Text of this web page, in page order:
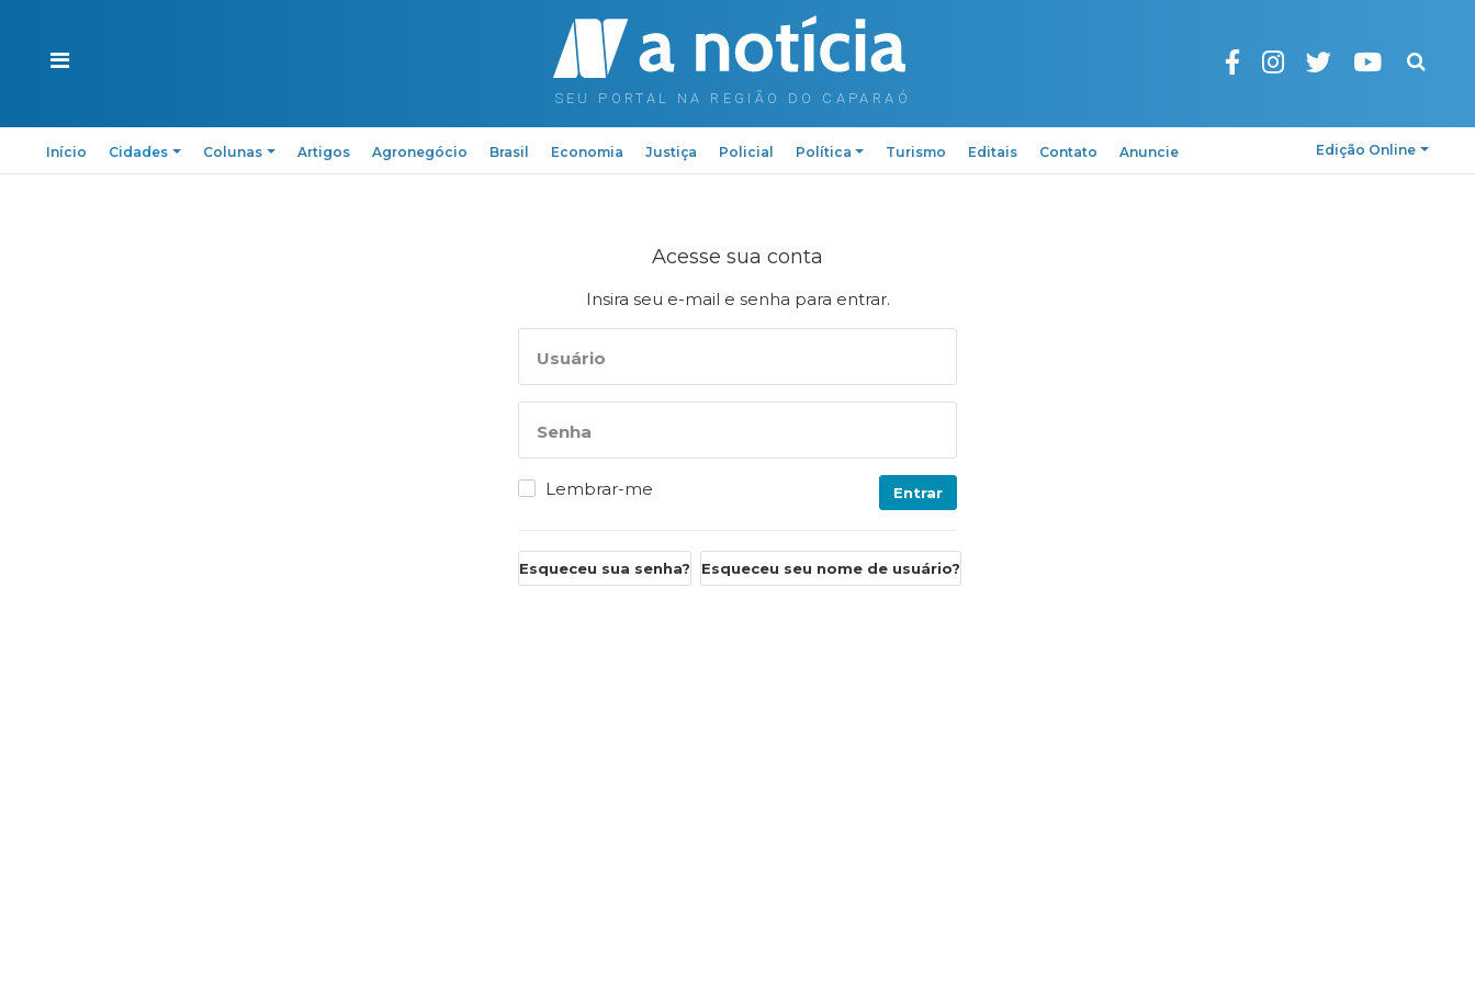
Pesquisa
Início Cidades Colunas Artigos Agronegócio Brasil Economia Justiça Policial Política Turismo Editais Contato Anuncie Edição Online
Acesse sua conta
Insira seu e-mail e senha para entrar.
Usuário
Senha
Lembrar-me Entrar
Esqueceu sua senha? Esqueceu seu nome de usuário?